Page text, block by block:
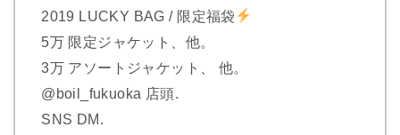
2019 LUCKY BAG / 限定福袋
5万 限定ジャケット、他。
3万 アソートジャケット、 他。
@boil_fukuoka 店頭.
SNS DM.